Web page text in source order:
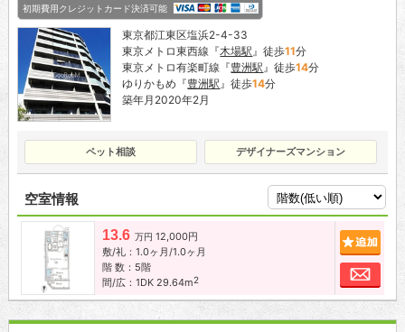
初期費用クレジットカード決済可能
東京都江東区塩浜2-4-33
東京メトロ東西線『木場駅』徒歩11分
東京メトロ有楽町線『豊洲駅』徒歩14分
ゆりかもめ『豊洲駅』徒歩14分
築年月2020年2月
ペット相談 デザイナーズマンション
空室情報
13.6 万円 12,000円
敷/礼：1.0ヶ月/1.0ヶ月
階 数：5階
間/広：1DK 29.64m2
お